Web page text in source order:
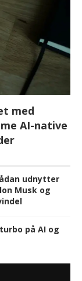
med
AI-native
udnytter
Musk og
på AI og